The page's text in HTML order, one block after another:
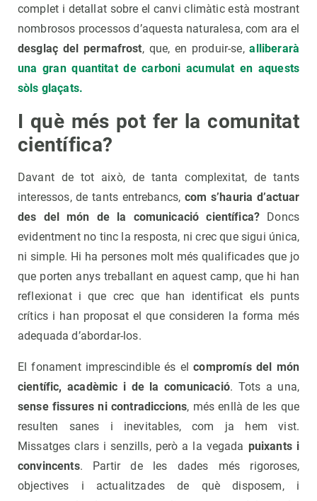
complet i detallat sobre el canvi climàtic està mostrant
nombrosos processos d’aquesta naturalesa, com ara el
desglaç del permafrost, que, en produir-se,alliberarà
una gran quantitat de carboni acumulat en aquests
sòls glaçats.
I què més pot fer la comunitat
científica?
Davant de tot això, de tanta complexitat, de tants
interessos, de tants entrebancs, com s’hauria d’actuar
des del món de la comunicació científica? Doncs
evidentment no tinc la resposta, ni crec que sigui única,
ni simple. Hi ha persones molt més qualificades que jo
que porten anys treballant en aquest camp, que hi han
reflexionat i que crec que han identificat els punts
crítics i han proposat el que consideren la forma més
adequada d’abordar-los.
El fonament imprescindible és el compromís del món
científic, acadèmic i de la comunicació. Tots a una,
sense fissures ni contradiccions, més enllà de les que
resulten sanes i inevitables, com ja hem vist.
Missatges clars i senzills, però a la vegada puixants i
convincents. Partir de les dades més rigoroses,
objectives i actualitzades de què disposem, i